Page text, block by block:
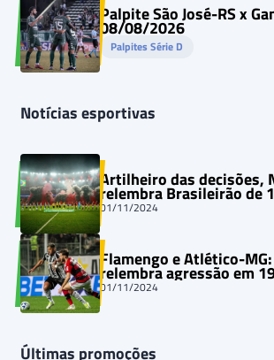
Palpite São José-RS x
08/08/2026
Palpites Série D
Notícias esportivas
Artilheiro das decisões,
relembra Brasileirão de
01/11/2024
Flamengo e Atlético-
relembra agressão em
01/11/2024
Últimas promoções